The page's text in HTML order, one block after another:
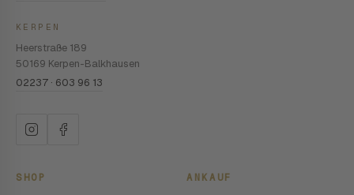
KERPEN
Heerstraße 189
50169 Kerpen-Balkhausen
02237 · 603 96 13
SHOP ANKAUF